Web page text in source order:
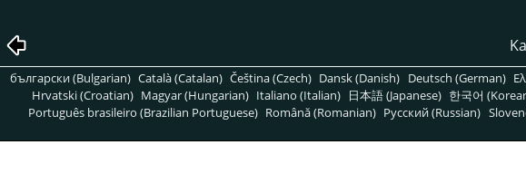
български (Bulgarian) Català (Catalan) Čeština (Czech) Dansk (Danish) Deutsch (German)
Hrvatski (Croatian) Magyar (Hungarian) Italiano (Italian) 日本語 (Japanese) 한국어
Português brasileiro (Brazilian Portuguese) Română (Romanian) Pусский (Russian)